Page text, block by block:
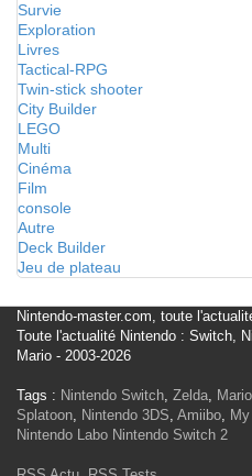
Survie
Exploration
Livres
Tactical-RPG
Twin-stick shooter
City Builder
LEGO
Multi
Cinéma
Film
console
Autre
Deck Builder
Jeu de plateau
Nintendo-master.com, toute
Toute l'actualité Nintendo : Switch,
Mario - 2003-2026
Tags : Nintendo Switch, Zelda, Mario
Splatoon, Nintendo 3DS, Amiibo,
Nintendo Labo Nintendo Switch 2